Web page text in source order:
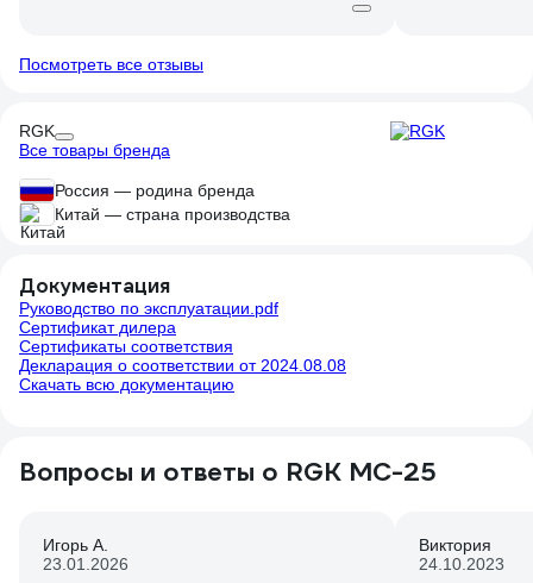
Посмотреть все отзывы
RGK
Все товары бренда
Россия — родина бренда
Китай — страна производства
Документация
Руководство по эксплуатации.pdf
Сертификат дилера
Сертификаты соответствия
Декларация о соответствии от 2024.08.08
Скачать всю документацию
Вопросы и ответы о RGK MC-25
Игорь А.
23.01.2026
Виктория
24.10.2023